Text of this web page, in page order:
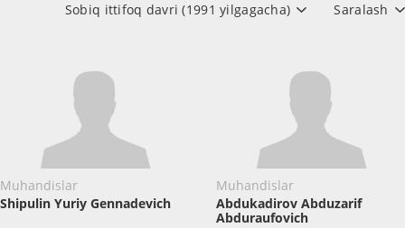
Saralash
Sobiq ittifoq davri (1991 yilgagacha)
Muhandislar
Shipulin Yuriy Gennadevich
Muhandislar
Abdukadirov Abduzarif
Abduraufovich